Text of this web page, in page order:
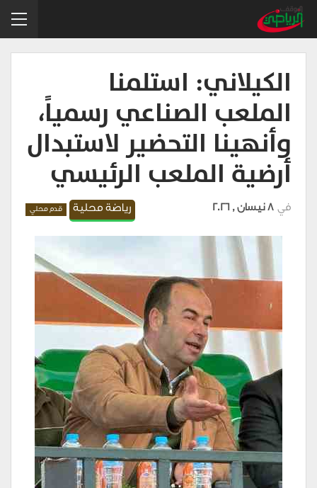
الكيلاني: استلمنا
الملعب الصناعي رسمياً،
وأنهينا التحضير لاستبدال
أرضية الملعب الرئيسي
رياضة محلية قدم محلي في 8 نيسان , 2026